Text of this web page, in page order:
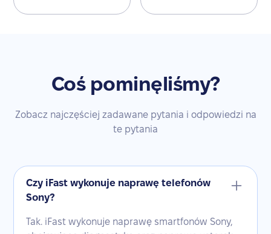
Coś pominęliśmy?
Zobacz najczęściej zadawane pytania i odpowiedzi na
te pytania
Czy iFast wykonuje naprawę telefonów
Sony?
Tak. iFast wykonuje naprawę smartfonów Sony,